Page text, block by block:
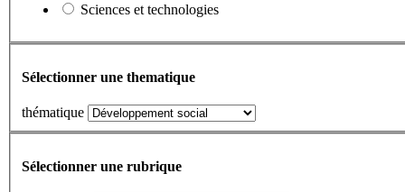
Sciences et technologies
Sélectionner une thematique
thématique
Sélectionner une rubrique